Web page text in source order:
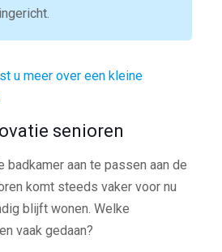
u meer over een kleine
senioren
badkamer aan te passen aan de
komt steeds vaker voor nu
blijft wonen. Welke
vaak gedaan?